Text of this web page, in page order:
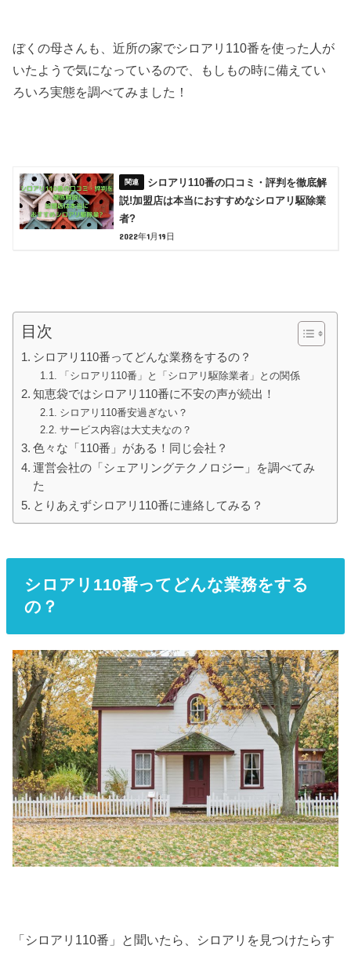
ぼくの母さんも、近所の家でシロアリ110番を使った人が
いたようで気になっているので、もしもの時に備えてい
ろいろ実態を調べてみました！
シロアリ110番の口コミ・評判を徹底解
説!加盟店は本当におすすめなシロアリ駆除業
者?
2022年1月19日
目次
シロアリ110番ってどんな業務をするの？
「シロアリ110番」と「シロアリ駆除業者」との関係
知恵袋ではシロアリ110番に不安の声が続出！
シロアリ110番安過ぎない？
サービス内容は大丈夫なの？
色々な「110番」がある！同じ会社？
運営会社の「シェアリングテクノロジー」を調べてみ
た
とりあえずシロアリ110番に連絡してみる？
シロアリ110番ってどんな業務をする
の？
「シロアリ110番」と聞いたら、シロアリを見つけたらす